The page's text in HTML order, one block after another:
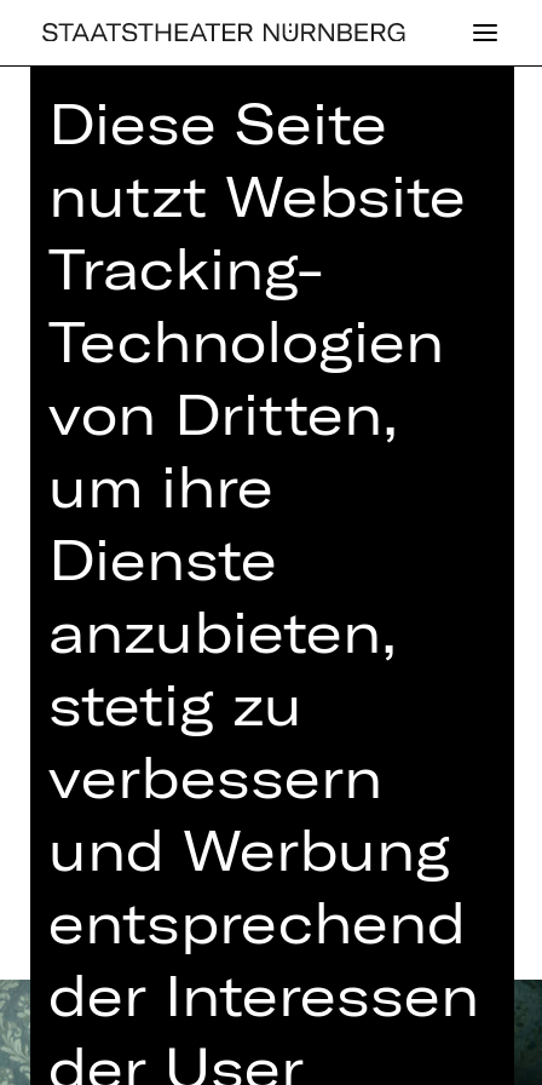
Home >Spielplan 26/27> Rott - Elgar
- Wagner
KONZERT
ROTT - ELGAR -
WAGNER
1. Philharmonisches Konzert
Freitag, 23.10.2026
19.30 - 21.30 Uhr
Konzert
Meistersingerhalle
Termine und Besetzung
Diese Seite
nutzt Website
Tracking-
Technologien
von Dritten,
um ihre
Dienste
anzubieten,
stetig zu
verbessern
und Werbung
entsprechend
der Interessen
der User